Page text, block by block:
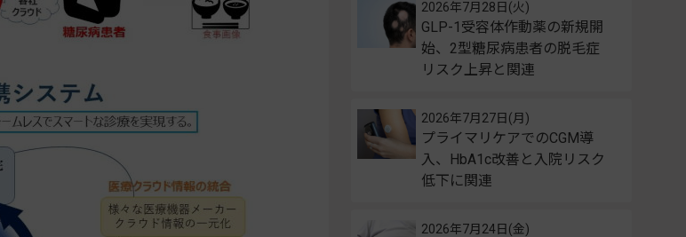
GLP-1受容体作動薬の新規開
始、2型糖尿病患者の脱毛症
リスク上昇と関連
2026年7月28日(火)
プライマリケアでのCGM導
入、HbA1c改善と入院リスク
低下に関連
2026年7月27日(月)
2026年7月24日(金)